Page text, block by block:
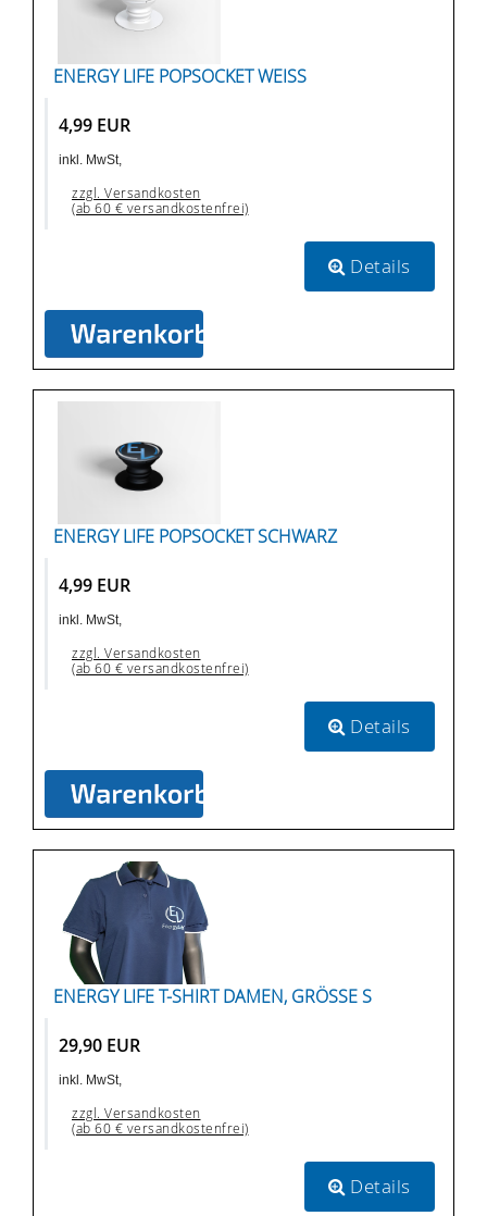
ENERGY LIFE POPSOCKET WEISS
4,99 EUR
inkl. MwSt,
zzgl. Versandkosten
(ab 60 € versandkostenfrei)
Details
ENERGY LIFE POPSOCKET SCHWARZ
4,99 EUR
inkl. MwSt,
zzgl. Versandkosten
(ab 60 € versandkostenfrei)
Details
ENERGY LIFE T-SHIRT DAMEN, GRÖSSE S
29,90 EUR
inkl. MwSt,
zzgl. Versandkosten
(ab 60 € versandkostenfrei)
Details